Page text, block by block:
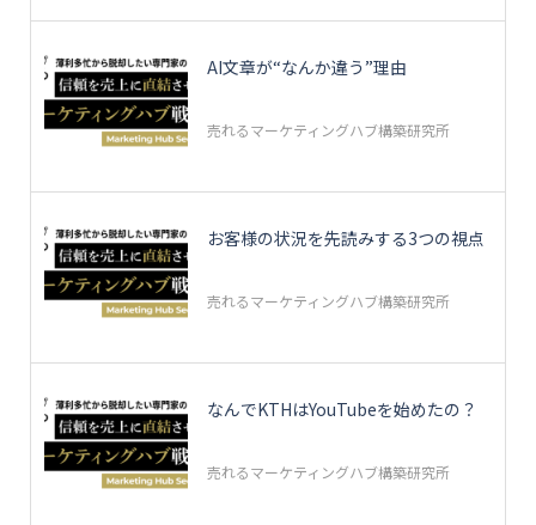
AI文章が“なんか違う”理由
売れるマーケティングハブ構築研究所
お客様の状況を先読みする3つの視点
売れるマーケティングハブ構築研究所
なんでKTHはYouTubeを始めたの？
売れるマーケティングハブ構築研究所